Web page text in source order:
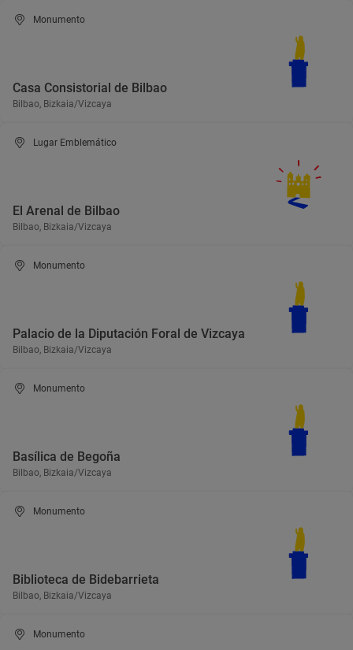
Monumento
Casa Consistorial de Bilbao
Bilbao, Bizkaia/Vizcaya
Lugar Emblemático
El Arenal de Bilbao
Bilbao, Bizkaia/Vizcaya
Monumento
Palacio de la Diputación Foral de Vizcaya
Bilbao, Bizkaia/Vizcaya
Monumento
Basílica de Begoña
Bilbao, Bizkaia/Vizcaya
Monumento
Biblioteca de Bidebarrieta
Bilbao, Bizkaia/Vizcaya
Monumento